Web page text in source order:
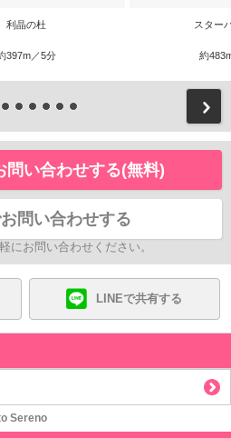
利晶の杜
397m／5分
スター
約
問い合わせする(無料)
問い合わせする
にお問い合わせください。
LINEで共有する
Sereno